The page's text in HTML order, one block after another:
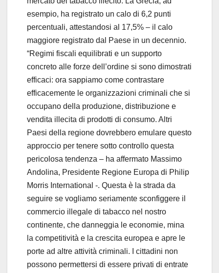
esempio, ha registrato un calo di 6,2 punti
percentuali, attestandosi al 17,5% – il calo
maggiore registrato dal Paese in un decennio.
“Regimi fiscali equilibrati e un supporto
concreto alle forze dell’ordine si sono dimostrati
efficaci: ora sappiamo come contrastare
efficacemente le organizzazioni criminali che si
occupano della produzione, distribuzione e
vendita illecita di prodotti di consumo. Altri
Paesi della regione dovrebbero emulare questo
approccio per tenere sotto controllo questa
pericolosa tendenza – ha affermato Massimo
Andolina, Presidente Regione Europa di Philip
Morris International -. Questa è la strada da
seguire se vogliamo seriamente sconfiggere il
commercio illegale di tabacco nel nostro
continente, che danneggia le economie, mina
la competitività e la crescita europea e apre le
porte ad altre attività criminali. I cittadini non
possono permettersi di essere privati di entrate